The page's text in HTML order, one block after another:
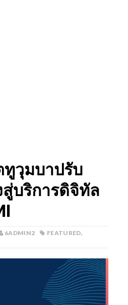
ทูวุมบาปรับ
สู่บริการดิจิทัล
6ADMIN2 FEATURED,